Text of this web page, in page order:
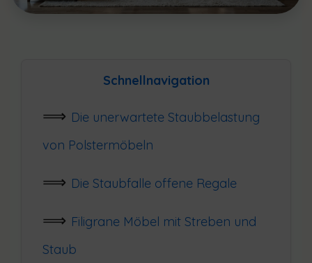
Schnellnavigation
Die unerwartete Staubbelastung
von Polstermöbeln
Die Staubfalle offene Regale
Filigrane Möbel mit Streben und
Staub